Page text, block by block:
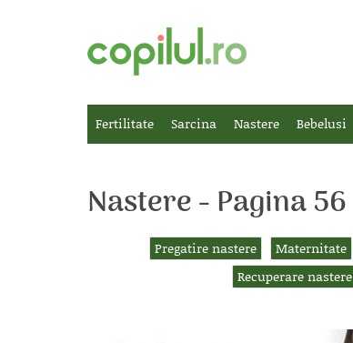
Fertilitate Sarcina Nastere Bebelusi
Nastere - Pagina 56
Pregatire nastere Maternitate
Recuperare nastere